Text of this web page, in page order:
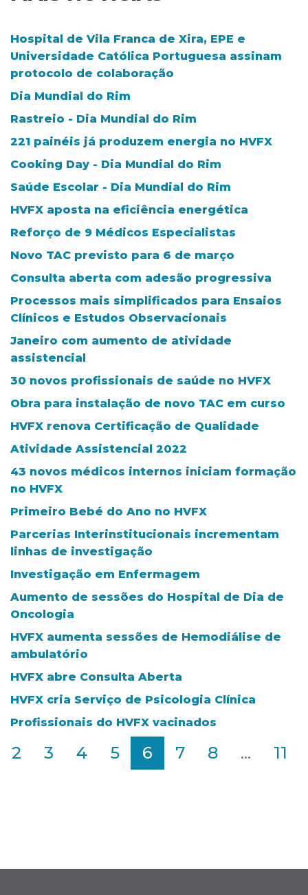
Hospital de Vila Franca de Xira, EPE e
Universidade Católica Portuguesa assinam
protocolo de colaboração
Dia Mundial do Rim
Rastreio - Dia Mundial do Rim
221 painéis já produzem energia no HVFX
Cooking Day - Dia Mundial do Rim
Saúde Escolar - Dia Mundial do Rim
HVFX aposta na eficiência energética
Reforço de 9 Médicos Especialistas
Novo TAC previsto para 6 de março
Consulta aberta com adesão progressiva
Processos mais simplificados para Ensaios
Clínicos e Estudos Observacionais
Janeiro com aumento de atividade
assistencial
30 novos profissionais de saúde no HVFX
Obra para instalação de novo TAC em curso
HVFX renova Certificação de Qualidade
Atividade Assistencial 2022
43 novos médicos internos iniciam formação
no HVFX
Primeiro Bebé do Ano no HVFX
Parcerias Interinstitucionais incrementam
linhas de investigação
Investigação em Enfermagem
Aumento de sessões do Hospital de Dia de
Oncologia
HVFX aumenta sessões de Hemodiálise de
ambulatório
HVFX abre Consulta Aberta
HVFX cria Serviço de Psicologia Clínica
Profissionais do HVFX vacinados
2 3 4 5 6 7 8 ... 11